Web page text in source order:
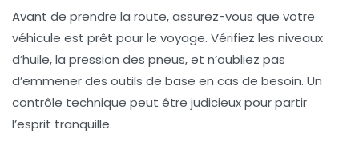
Avant de prendre la route, assurez-vous que votre
véhicule est prêt pour le voyage. Vérifiez les niveaux
d’huile, la pression des pneus, et n’oubliez pas
d’emmener des outils de base en cas de besoin. Un
contrôle technique peut être judicieux pour partir
l’esprit tranquille.